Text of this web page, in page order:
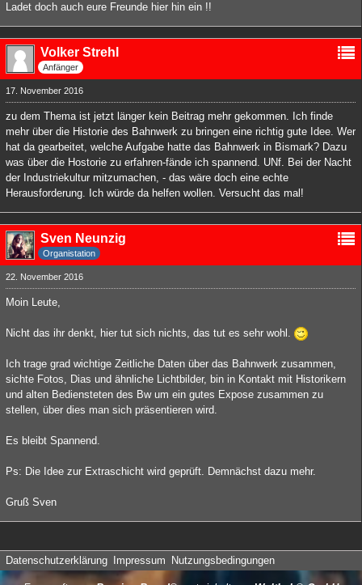
Ladet doch auch eure Freunde hier hin ein !!
Volker Strehl
Anfänger
17. November 2016
zu dem Thema ist jetzt länger kein Beitrag mehr gekommen. Ich finde
mehr über die Historie des Bahnwerk zu bringen eine richtig gute Idee. Wer
hat da gearbeitet, welche Aufgabe hatte das Bahnwerk in Bismark? Dazu
was über die Hostorie zu erfahren-fände ich spannend. UNf. Bei der Nacht
der Industriekultur mitzumachen, - das wäre doch eine echte
Herausforderung. Ich würde da helfen wollen. Versucht das mal!
Sven Neunzig
Organistation
22. November 2016
Moin Leute,
Nicht das ihr denkt, hier tut sich nichts, das tut es sehr wohl.
Ich trage grad wichtige Zeitliche Daten über das Bahnwerk zusammen,
sichte Fotos, Dias und ähnliche Lichtbilder, bin in Kontakt mit Historikern
und alten Bediensteten des Bw um ein gutes Expose zusammen zu
stellen, über dies man sich präsentieren wird.
Es bleibt Spannend.
Ps: Die Idee zur Extraschicht wird geprüft. Demnächst dazu mehr.
Gruß Sven
Datenschutzerklärung Impressum Nutzungsbedingungen